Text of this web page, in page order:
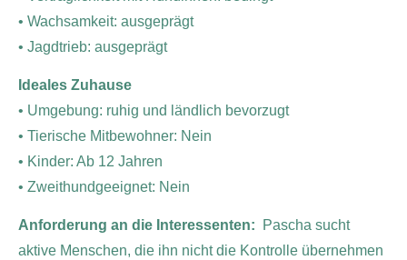
• Wachsamkeit: ausgeprägt
• Jagdtrieb: ausgeprägt
Ideales Zuhause
• Umgebung: ruhig und ländlich bevorzugt
• Tierische Mitbewohner: Nein
• Kinder: Ab 12 Jahren
• Zweithundgeeignet: Nein
Anforderung an die Interessenten:
Pascha sucht
aktive Menschen, die ihn nicht die Kontrolle übernehmen